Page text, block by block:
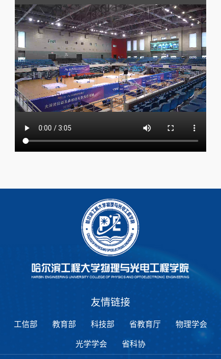
友情链接
工信部 教育部 科技部 省教育厅 物理学会
光学学会 省科协